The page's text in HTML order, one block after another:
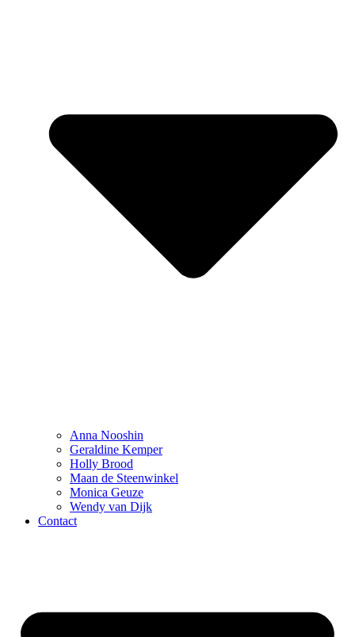
Anna Nooshin
Geraldine Kemper
Holly Brood
Maan de Steenwinkel
Monica Geuze
Wendy van Dijk
Contact